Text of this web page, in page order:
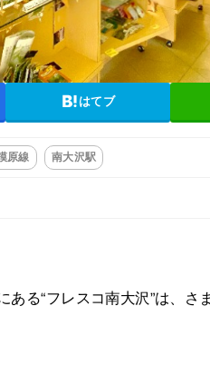
はてブ
原線 南大沢駅
る“フレスコ南大沢”は、さ